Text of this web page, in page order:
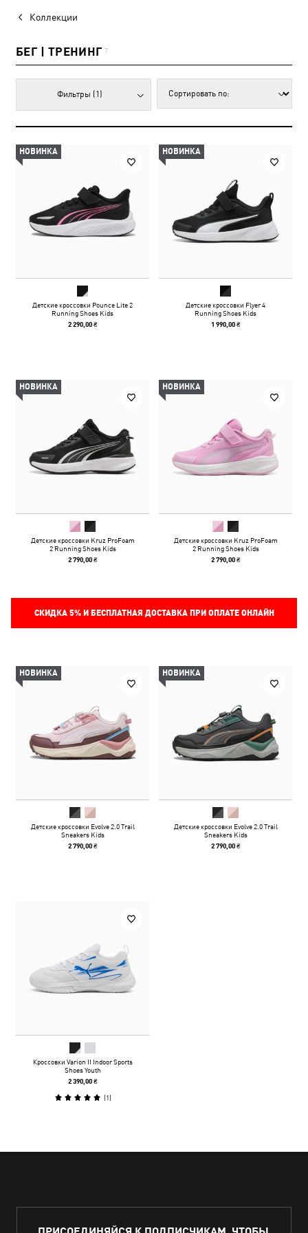
Коллекции
БЕГ | ТРЕНИНГ 7
Фильтры (1)
НОВИНКА
Детские кроссовки Pounce Lite 2
Running Shoes Kids
2 290,00 ₴
НОВИНКА
Детские кроссовки Flyer 4
Running Shoes Kids
1 990,00 ₴
НОВИНКА
Детские кроссовки Kruz ProFoam
2 Running Shoes Kids
2 790,00 ₴
НОВИНКА
Детские кроссовки Kruz ProFoam
2 Running Shoes Kids
2 790,00 ₴
СКИДКА 5%И БЕСПЛАТНАЯ ДОСТАВКА ПРИ ОПЛАТЕ ОНЛАЙН
НОВИНКА
Детские кроссовки Evolve 2.0 Trail
Sneakers Kids
2 790,00 ₴
НОВИНКА
Детские кроссовки Evolve 2.0 Trail
Sneakers Kids
2 790,00 ₴
Кроссовки Varion II Indoor Sports
Shoes Youth
2 390,00 ₴
(1)